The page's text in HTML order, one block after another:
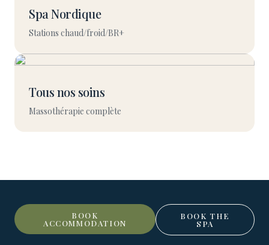
Spa Nordique
Stations chaud/froid/BR+
Tous nos soins
Massothérapie complète
BOOK
ACCOMMODATION
BOOK THE
SPA